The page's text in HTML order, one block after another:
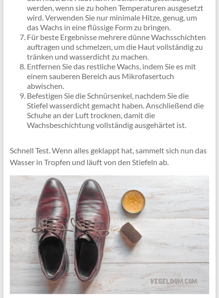
werden, wenn sie zu hohen Temperaturen ausgesetzt
wird. Verwenden Sie nur minimale Hitze, genug, um
das Wachs in eine flüssige Form zu bringen.
Für beste Ergebnisse mehrere dünne Wachsschichten
auftragen und schmelzen, um die Haut vollständig zu
tränken und wasserdicht zu machen.
Entfernen Sie das restliche Wachs, indem Sie es mit
einem sauberen Bereich aus Mikrofasertuch
abwischen.
Befestigen Sie die Schnürsenkel, nachdem Sie die
Stiefel wasserdicht gemacht haben. Anschließend die
Schuhe an der Luft trocknen, damit die
Wachsbeschichtung vollständig ausgehärtet ist.
Schnell Test. Wenn alles geklappt hat, sammelt sich nun das
Wasser in Tropfen und läuft von den Stiefeln ab.